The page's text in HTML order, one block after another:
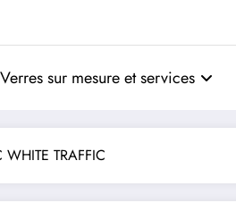
Verres sur mesure et services
WHITE TRAFFIC